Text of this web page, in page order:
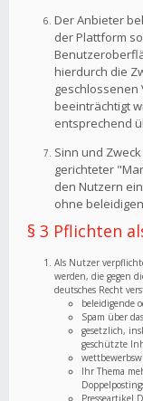
Der Anbieter
der Plattform
hierdurch die
beeinträchtigt
entsprechend
Sinn und
gerichteter
den Nutzern
ohne
§ 3 Pflichten
Als Nutzer
werden, die gegen
deutsches Recht
beleidigende
Spam über
gesetzlich,
geschützte
Ihr Thema
Presseartikel